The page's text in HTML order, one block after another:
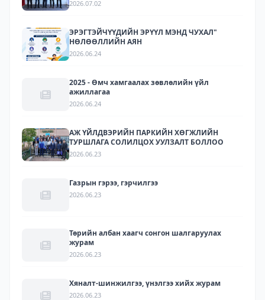
2026.07.02
ЭРЭГТЭЙЧҮҮДИЙН ЭРҮҮЛ МЭНД ЧУХАЛ"
НӨЛӨӨЛЛИЙН АЯН
2026.06.24
2025 - Өмч хамгаалах зөвлөлийн үйл
ажиллагаа
2026.06.24
АЖ ҮЙЛДВЭРИЙН ПАРКИЙН ХӨГЖЛИЙН
ТУРШЛАГА СОЛИЛЦОХ УУЛЗАЛТ БОЛЛОО
2026.06.23
Газрын гэрээ, гэрчилгээ
2026.06.23
Төрийн албан хаагч сонгон шалгаруулах
журам
2026.06.23
Хяналт-шинжилгээ, үнэлгээ хийх журам
2026.06.23